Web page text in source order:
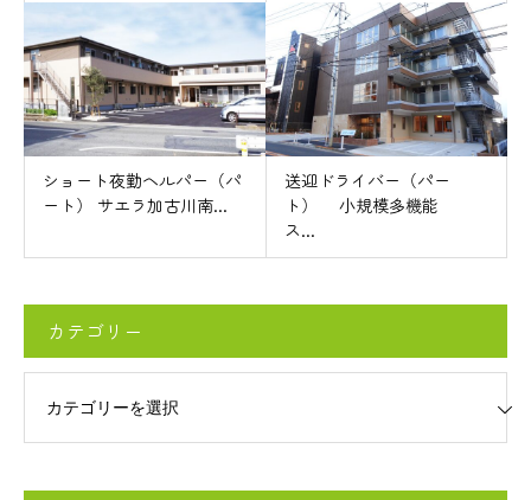
ショート夜勤ヘルパー（パ
ート） サエラ加古川南...
送迎ドライバー（パー
ト） 小規模多機能
ス...
カテゴリー